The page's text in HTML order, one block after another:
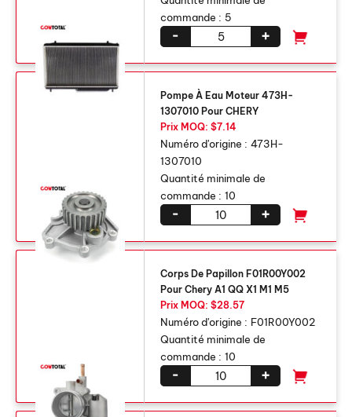
commande : 5
+
-
Pompe À Eau Moteur 473H-
1307010 Pour CHERY
Prix ​​MOQ: $7.14
Numéro d'origine : 473H-
1307010
Quantité minimale de
commande : 10
+
-
Corps De Papillon F01R00Y002
Pour Chery A1 QQ X1 M1 M5
Prix ​​MOQ: $28.57
Numéro d'origine : F01R00Y002
Quantité minimale de
commande : 10
+
-